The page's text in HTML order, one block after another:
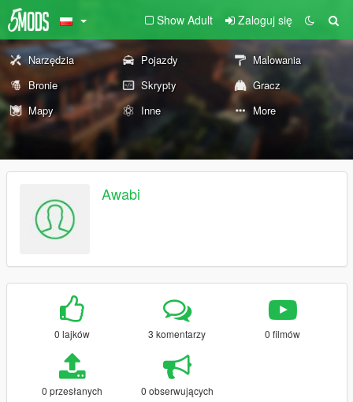
Show Adult Zaloguj się
Narzędzia Pojazdy
Malowania
Bronie
Skrypty
Gracz
Mapy
Inne More
Awabi
0 lajków 3 komentarzy 0 filmów
0 przesłanych 0 obserwujących